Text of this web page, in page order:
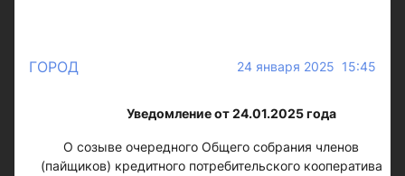
ГОРОД 24 января 2025 15:45
Уведомление от 24.01.2025 года
О созыве очередного Общего собрания членов
(пайщиков) кредитного потребительского кооператива